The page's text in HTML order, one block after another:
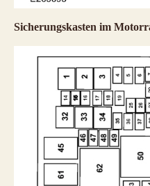
Sicherungskasten im